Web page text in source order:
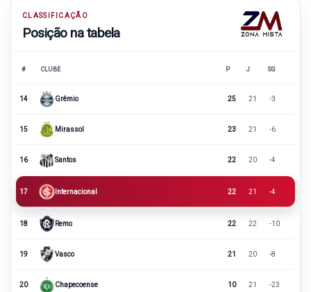
CLASSIFICAÇÃO
Posição na tabela
# CLUBE P J SG
14 Grêmio 25 21 -3
15 Mirassol 23 21 -6
16 Santos 22 20 -4
17 Internacional 22 21 -4
18 Remo 22 22 -10
19 Vasco 21 20 -8
20 Chapecoense 10 21 -23